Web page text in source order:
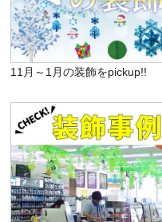
11月～1月の装飾をpickup!!